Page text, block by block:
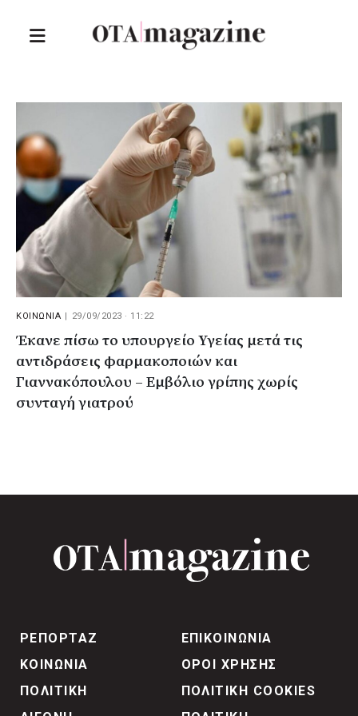
ΚΟΙΝΩΝΙΑ 29/09/2023 · 11:22
Έκανε πίσω το υπουργείο Υγείας μετά τις
αντιδράσεις φαρμακοποιών και
Γιαννακόπουλου – Εμβόλιο γρίπης χωρίς
συνταγή γιατρού
ΡΕΠΟΡΤΑΖ
ΚΟΙΝΩΝΙΑ
ΠΟΛΙΤΙΚΗ
ΕΠΙΚΟΙΝΩΝΙΑ
ΟΡΟΙ ΧΡΗΣΗΣ
ΠΟΛΙΤΙΚΗ COOKIES